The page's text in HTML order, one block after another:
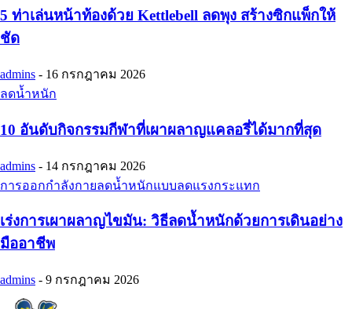
5 ท่าเล่นหน้าท้องด้วย Kettlebell ลดพุง สร้างซิกแพ็กให้
ชัด
admins - 16 กรกฎาคม 2026
ลดน้ำหนัก
10 อันดับกิจกรรมกีฬาที่เผาผลาญแคลอรี่ได้มากที่สุด
admins - 14 กรกฎาคม 2026
การออกกำลังกายลดน้ำหนักแบบลดแรงกระแทก
เร่งการเผาผลาญไขมัน: วิธีลดน้ำหนักด้วยการเดินอย่าง
มืออาชีพ
admins - 9 กรกฎาคม 2026